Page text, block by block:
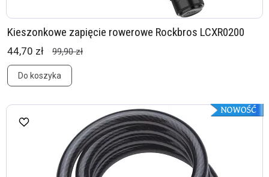
Kieszonkowe zapięcie rowerowe Rockbros LCXR0200
44,70 zł 99,90 zł
Do koszyka